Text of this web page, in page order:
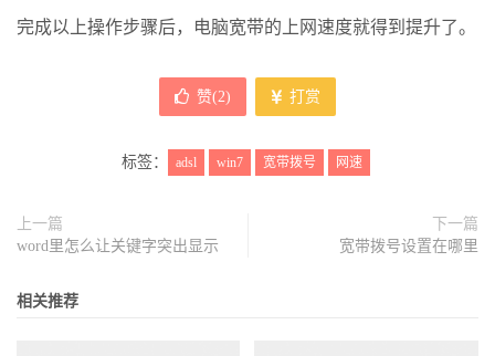
完成以上操作步骤后，电脑宽带的上网速度就得到提升了。
赞(2) 打赏
标签： adsl win7 宽带拨号 网速
上一篇
word里怎么让关键字突出显示
下一篇
宽带拨号设置在哪里
相关推荐